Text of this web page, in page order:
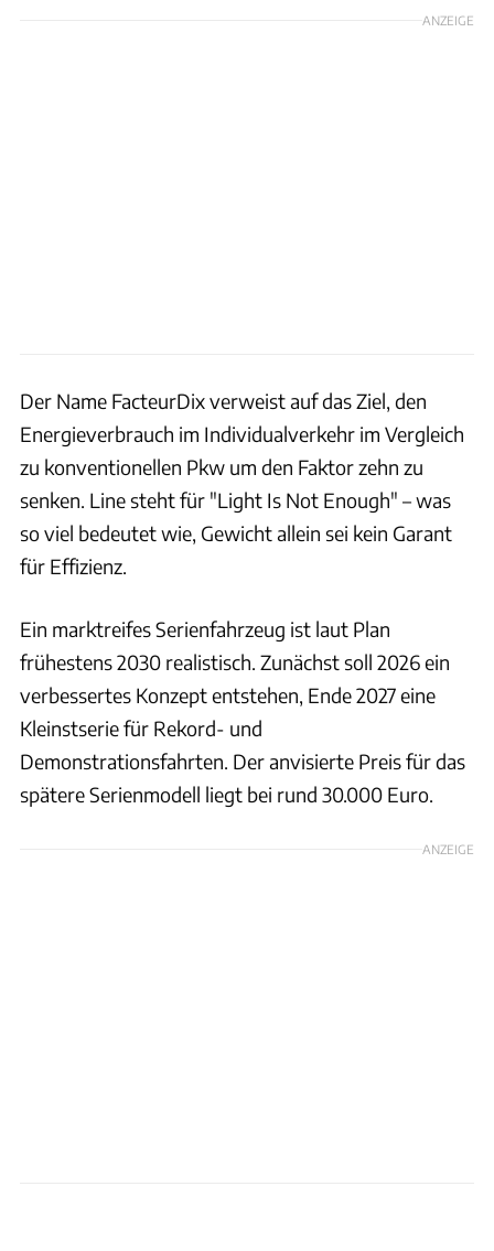
ANZEIGE
Der Name FacteurDix verweist auf das Ziel, den
Energieverbrauch im Individualverkehr im Vergleich
zu konventionellen Pkw um den Faktor zehn zu
senken. Line steht für "Light Is Not Enough" – was
so viel bedeutet wie, Gewicht allein sei kein Garant
für Effizienz.
Ein marktreifes Serienfahrzeug ist laut Plan
frühestens 2030 realistisch. Zunächst soll 2026 ein
verbessertes Konzept entstehen, Ende 2027 eine
Kleinstserie für Rekord- und
Demonstrationsfahrten. Der anvisierte Preis für das
spätere Serienmodell liegt bei rund 30.000 Euro.
ANZEIGE